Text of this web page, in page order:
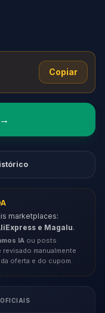
Copiar
marketplaces:
e Magalu.
IA ou posts
manualmente
oferta e do cupom.